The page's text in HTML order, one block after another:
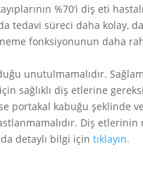
%70’i diş eti
tedavi süreci daha kolay,
fonksiyonunun daha
unutulmamalıdır.
sağlıklı diş etlerine
portakal kabuğu şeklinde
Diş
detaylı bilgi için tıklayın.